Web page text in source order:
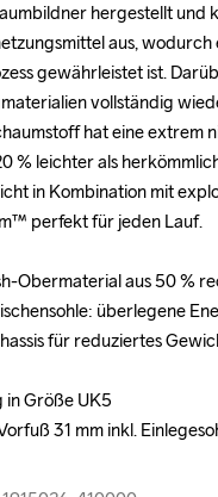
hergestellt und
aus,
gewährleistet ist.
vollständig
hat eine extrem
% leichter als
in Kombination mit
perfekt für jeden Lauf.
Obermaterial aus 50 %
überlegene
für reduziertes
in Größe UK5
31 mm inkl.
hergestellt und
aus,
gewährleistet ist.
vollständig
hat eine extrem
% leichter als
in Kombination mit
perfekt für jeden Lauf.
Obermaterial aus 50 %
überlegene
für reduziertes
in Größe UK5
31 mm inkl.